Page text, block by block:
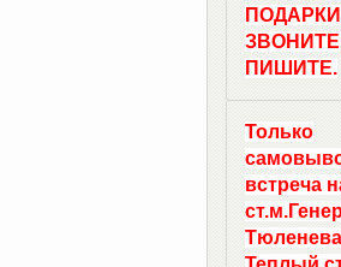
ПИШИТЕ.
Только
встреча
ст.м.